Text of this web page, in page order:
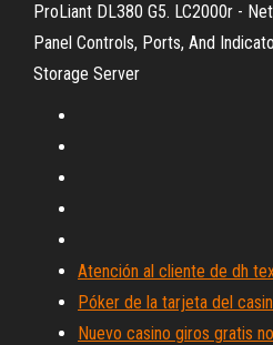
ProLiant DL380 G5. LC2000r -
Panel Controls, Ports, And
Storage Server
Atención al cliente de dh
Póker de la tarjeta del
Nuevo casino giros gratis